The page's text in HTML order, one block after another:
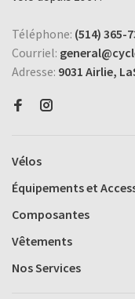
Téléphone: (514) 365-
Courriel:
Adresse: 9031 Airlie,
Vélos
Équipements et
Composantes
Vêtements
Nos Services